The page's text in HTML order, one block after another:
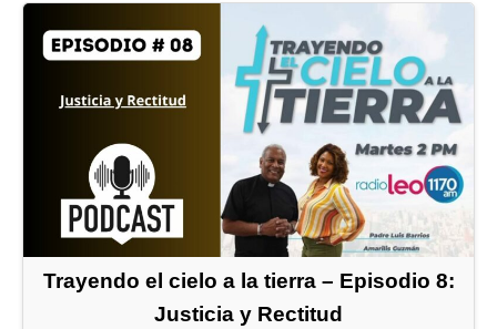
Trayendo el cielo a la tierra – Episodio 8:
Justicia y Rectitud